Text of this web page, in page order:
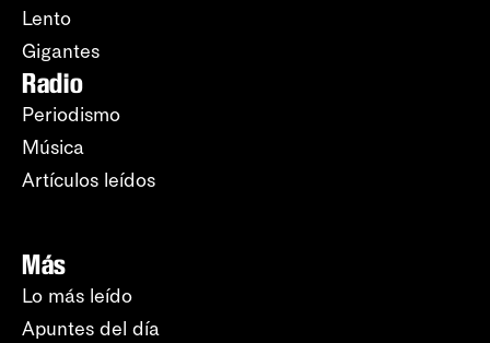
Lento
Gigantes
Radio
Periodismo
Música
Artículos leídos
Más
Lo más leído
Apuntes del día